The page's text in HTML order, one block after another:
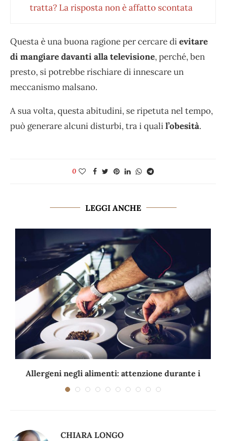
tratta? La risposta non è affatto scontata
Questa è una buona ragione per cercare dievitare
di mangiare davanti alla televisione, perché, ben
presto, si potrebbe rischiare di innescare un
meccanismo malsano.
A sua volta, questa abitudini, se ripetuta nel tempo,
può generare alcuni disturbi, tra i qualil’obesità.
0
LEGGI ANCHE
Allergeni negli alimenti: attenzione durante i
viaggi e...
CHIARA LONGO